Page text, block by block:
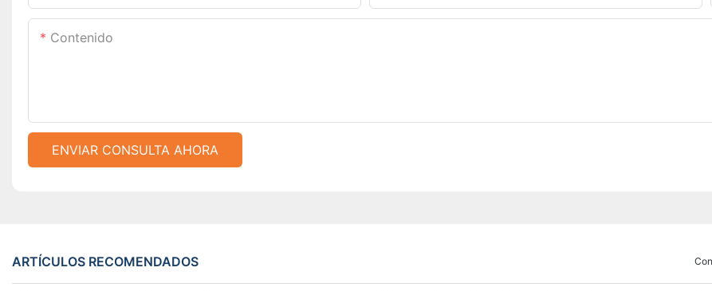
Contenido
ENVIAR CONSULTA AHORA
ARTÍCULOS RECOMENDADOS